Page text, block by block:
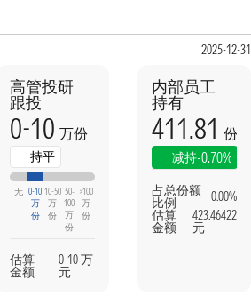
2025-12-31
高管投研
跟投
0-10 万份
持平
无 0-10
万
份
10-50
万
份
50-
100
万
份
>100
万
份
估算
金额
0-10 万
元
内部员工
持有
411.81 份
减持-0.70%
占总份额
比例
0.00%
估算
金额
423.46422
元